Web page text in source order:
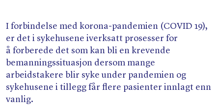
I forbindelse med korona-pandemien (COVID 19),
er det i sykehusene iverksatt prosesser for
å forberede det som kan bli en krevende
bemanningssituasjon dersom mange
arbeidstakere blir syke under pandemien og
sykehusene i tillegg får flere pasienter innlagt enn
vanlig.